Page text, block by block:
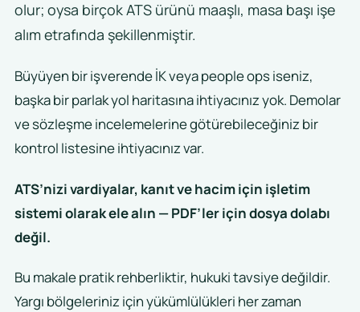
olur; oysa birçok ATS ürünü maaşlı, masa başı işe
alım etrafında şekillenmiştir.
Büyüyen bir işverende İK veya people ops iseniz,
başka bir parlak yol haritasına ihtiyacınız yok. Demolar
ve sözleşme incelemelerine götürebileceğiniz bir
kontrol listesine ihtiyacınız var.
ATS’nizi vardiyalar, kanıt ve hacim için işletim
sistemi olarak ele alın — PDF’ler için dosya dolabı
değil.
Bu makale pratik rehberliktir, hukuki tavsiye değildir.
Yargı bölgeleriniz için yükümlülükleri her zaman